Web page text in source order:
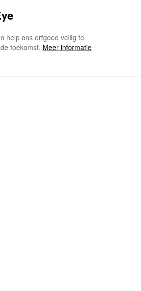
help ons erfgoed veilig te
toekomst. Meer informatie